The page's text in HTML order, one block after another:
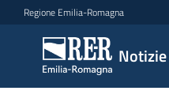
Vai al contenuto
Vai alla navigazione
Vai al footer
Regione Emilia-Romagna
Notizie
Notizie